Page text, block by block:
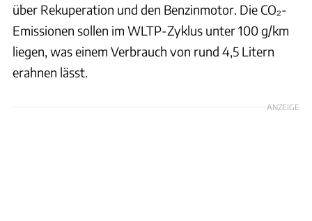
über Rekuperation und den Benzinmotor. Die CO₂-
Emissionen sollen im WLTP-Zyklus unter 100 g/km
liegen, was einem Verbrauch von rund 4,5 Litern
erahnen lässt.
ANZEIGE